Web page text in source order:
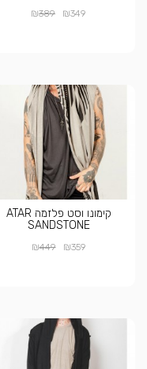
₪349
₪389
קימונו וסט פלזמה ATAR
SANDSTONE
₪359
₪449